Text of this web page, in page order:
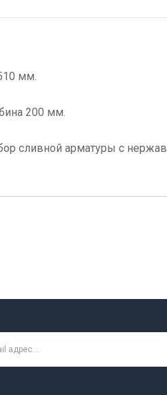
мм.
200 мм.
сливной арматуры с